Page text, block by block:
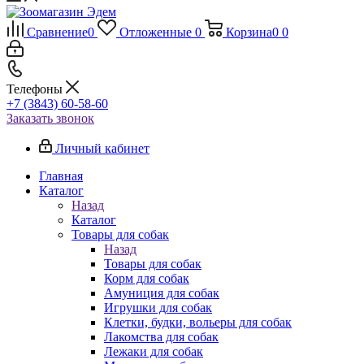
Сравнение0 Отложенные 0 Корзина0 0
Телефоны
+7 (3843) 60-58-60
Заказать звонок
Личный кабинет
Главная
Каталог
Назад
Каталог
Товары для собак
Назад
Товары для собак
Корм для собак
Амуниция для собак
Игрушки для собак
Клетки, будки, вольеры для собак
Лакомства для собак
Лежаки для собак